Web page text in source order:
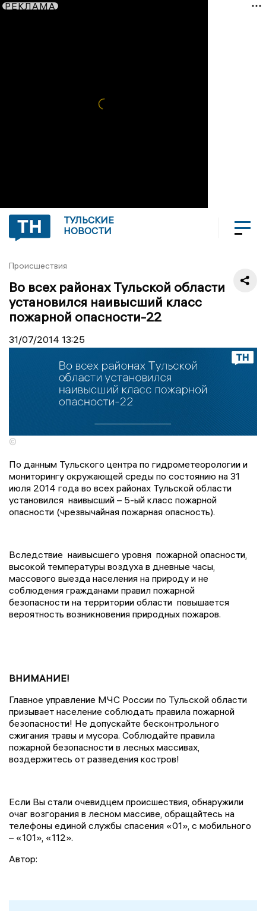
РЕКЛАМА
ТУЛЬСКИЕ
НОВОСТИ
Происшествия
Во всех районах Тульской области
установился наивысший класс
пожарной опасности-22
31/07/2014 13:25
©
По данным Тульского центра по гидрометеорологии и
мониторингу окружающей среды по состоянию на 31
июля 2014 года во всех районах Тульской области
установился наивысший – 5-ый класс пожарной
опасности (чрезвычайная пожарная опасность).
Вследствие наивысшего уровня пожарной опасности,
высокой температуры воздуха в дневные часы,
массового выезда населения на природу и не
соблюдения гражданами правил пожарной
безопасности на территории области повышается
вероятность возникновения природных пожаров.
ВНИМАНИЕ!
Главное управление МЧС России по Тульской области
призывает население соблюдать правила пожарной
безопасности! Не допускайте бесконтрольного
сжигания травы и мусора. Соблюдайте правила
пожарной безопасности в лесных массивах,
воздержитесь от разведения костров!
Если Вы стали очевидцем происшествия, обнаружили
очаг возгорания в лесном массиве, обращайтесь на
телефоны единой службы спасения «01», с мобильного
– «101», «112».
Автор: